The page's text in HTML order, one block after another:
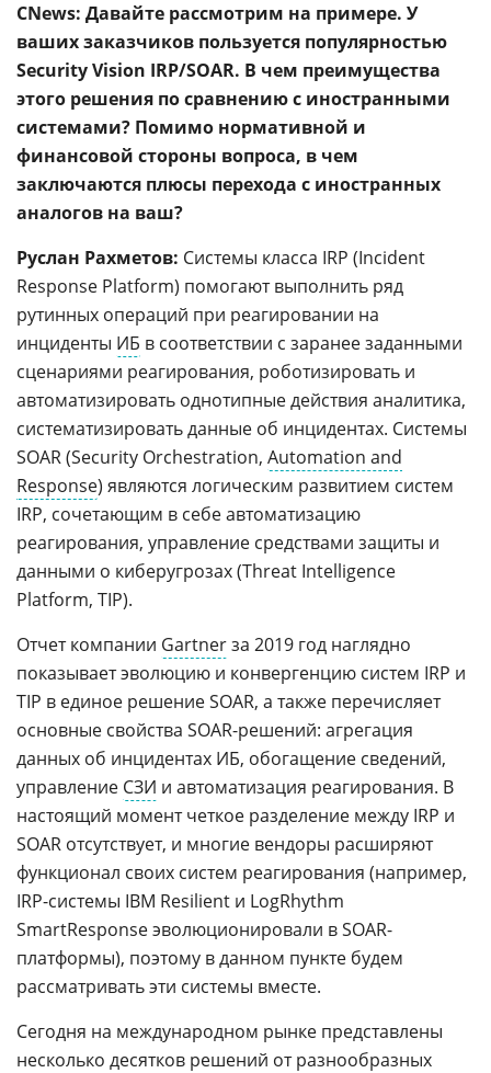
CNews: Давайте рассмотрим на примере. У
ваших заказчиков пользуется популярностью
Security Vision IRP/SOAR. В чем преимущества
этого решения по сравнению с иностранными
системами? Помимо нормативной и
финансовой стороны вопроса, в чем
заключаются плюсы перехода с иностранных
аналогов на ваш?
Руслан Рахметов: Системы класса IRP (Incident
Response Platform) помогают выполнить ряд
рутинных операций при реагировании на
инциденты ИБ в соответствии с заранее заданными
сценариями реагирования, роботизировать и
автоматизировать однотипные действия аналитика,
систематизировать данные об инцидентах. Системы
SOAR (Security Orchestration, Automation and
Response) являются логическим развитием систем
IRP, сочетающим в себе автоматизацию
реагирования, управление средствами защиты и
данными о киберугрозах (Threat Intelligence
Platform, TIP).
Отчет компании Gartnerза 2019 год наглядно
показывает эволюцию и конвергенцию систем IRP и
TIP в единое решение SOAR, а также перечисляет
основные свойства SOAR-решений: агрегация
данных об инцидентах ИБ, обогащение сведений,
управление СЗИ и автоматизация реагирования. В
настоящий момент четкое разделение между IRP и
SOAR отсутствует, и многие вендоры расширяют
функционал своих систем реагирования (например,
IRP-системы IBM Resilient и LogRhythm
SmartResponse эволюционировали в SOAR-
платформы), поэтому в данном пункте будем
рассматривать эти системы вместе.
Сегодня на международном рынке представлены
несколько десятков решений от разнообразных